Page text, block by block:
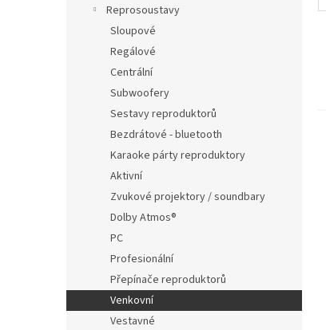
Reprosoustavy
Sloupové
Regálové
Centrální
Subwoofery
Sestavy reproduktorů
Bezdrátové - bluetooth
Karaoke párty reproduktory
Aktivní
Zvukové projektory / soundbary
Dolby Atmos®
PC
Profesionální
Přepínače reproduktorů
Venkovní
Vestavné